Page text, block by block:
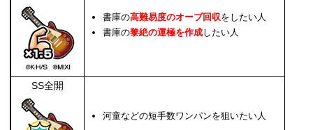
書庫の高難易度のオーブ回収をしたい人
書庫の黎絶の運極を作成したい人
SS全開
河童などの短手数ワンパンを狙いたい人